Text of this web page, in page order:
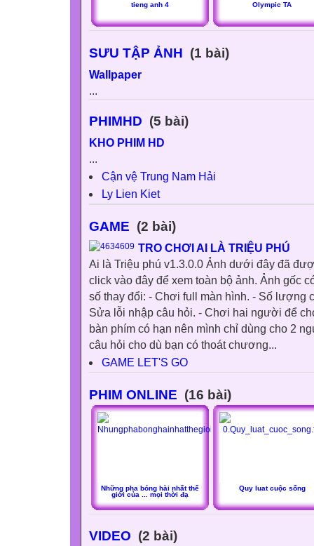
tieng anh 4 Olympic TA
SƯU TẬP ẢNH (1 bài)
Wallpaper
...
PHIMHD (5 bài)
KHO PHIM HD
...
Cận vệ Trung Nam Hải
Ly Lien Kiet
GAME (2 bài)
TRO CHƠI AI LÀ TRIỆU PHÚ
Ai là Triệu phú v1.3.0.0 Ảnh dưới đây đã
click vào đây để xem toàn bộ ảnh. Ảnh gốc
số thay đổi: - Chơi full màn hình. - Số lượng
Sửa lỗi nhập câu hỏi. - Chơi hai người để
bàn phím có hạn nên mình chỉ dùng cho 2
câu hỏi cho dù bạn có thoát chương...
GAME LET'S GO
PHIM ONLINE (16 bài)
Những pha bóng hài nhất thế
giới của ... mọi thời đạ
Quy luat cuộc sống
VIDEO (2 bài)